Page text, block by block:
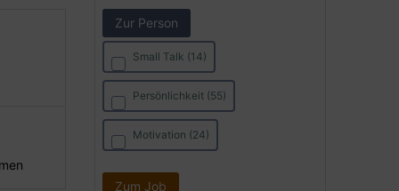
Zur Person
Small Talk (14)
Persönlichkeit (55)
Motivation (24)
Zum Job